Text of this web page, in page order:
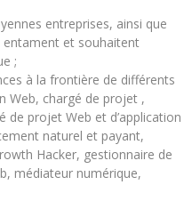
entreprises, ainsi que
entament et souhaitent
;
à la frontière de différents
Web, chargé de projet ,
projet Web et d’application
naturel et payant,
Hacker, gestionnaire de
médiateur numérique,